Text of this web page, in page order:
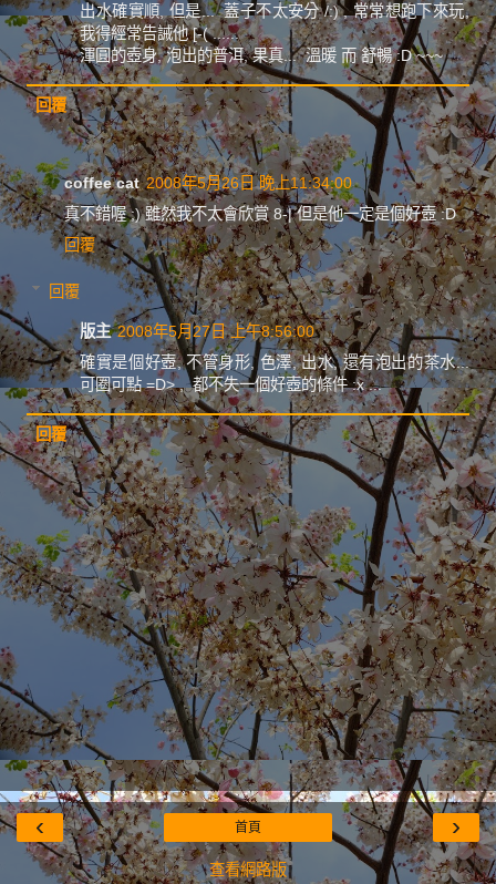
出水確實順, 但是... 蓋子不太安分 /:) , 常常想跑下來玩,
我得經常告誡他 [-( ......
渾圓的壺身, 泡出的普洱, 果真... 溫暖 而 舒暢 :D ~~~
回覆
coffee cat 2008年5月26日 晚上11:34:00
真不錯喔 ;) 雖然我不太會欣賞 8-| 但是他一定是個好壺 :D
回覆
回覆
版主 2008年5月27日 上午8:56:00
確實是個好壺, 不管身形, 色澤, 出水, 還有泡出的茶水...
可圈可點 =D> , 都不失一個好壺的條件 :x ...
回覆
‹ ›
首頁
查看網路版